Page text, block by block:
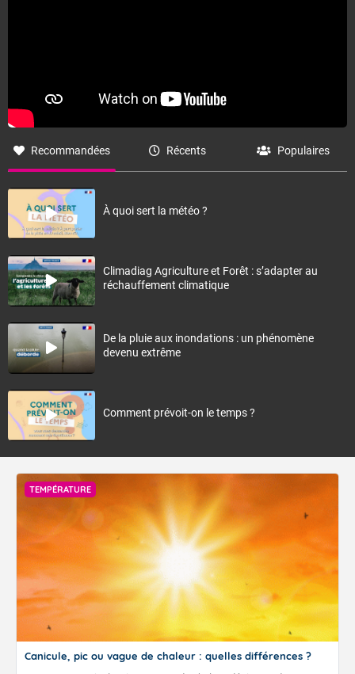
Recommandées Récents Populaires
À quoi sert la météo ?
Climadiag Agriculture et Forêt : s’adapter au
réchauffement climatique
De la pluie aux inondations : un phénomène
devenu extrême
Comment prévoit-on le temps ?
TEMPÉRATURE
Canicule, pic ou vague de chaleur : quelles différences ?